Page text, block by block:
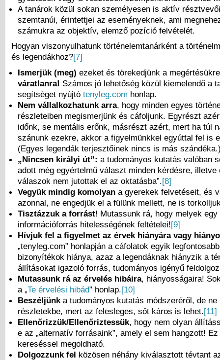
A tanárok közül sokan személyesen is aktív
szemtanúi, érintettjei az eseményeknek, ami
számukra az objektív, elemző pozíció felvételét.
Hogyan viszonyulhatunk történelemtanárként a
és legendákhoz?[7]
Ismerjük (meg) ezeket és törekedjünk a
váratlanra! Számos jó lehetőség közül kiemelendő a
segítséget nyújtó tenyleg.com honlap.
Nem vállalkozhatunk arra, hogy minden egyes
részleteiben megismerjünk és cáfoljunk. Egyrészt
időnk, se mentális erőnk, másrészt azért, mert ha túl
szánunk ezekre, akkor a figyelmünkkel egyúttal fel is
(Egyes legendák terjesztőinek nincs is más
„Nincsen királyi út”: a tudományos kutatás valóban
adott még egyértelmű választ minden kérdésre, illetve
válaszok nem jutottak el az oktatásba”.[8]
Vegyük mindig komolyan a gyerekek felvetéseit, és
azonnal, ne engedjük el a fülünk mellett, ne is
Tisztázzuk a forrást! Mutassunk rá, hogy melyek
információforrás hitelességének feltételei![9]
Hívjuk fel a figyelmet az érvek hiányára vagy
„tenyleg.com” honlapján a cáfolatok egyik
bizonyítékok hiánya, azaz a legendáknak hiányzik a
állításokat igazoló forrás, tudományos igényű
Mutassunk rá az érvelés hibáira, hiányosságaira!
a „Te érvelési hibád” honlap.[10]
Beszéljünka tudományos kutatás módszeréről, de ne
részletekbe, mert az felesleges, sőt káros is lehet.[11]
Ellenőrizzük/Ellenőriztessük, hogy nem olyan
e az „alternatív forrásaink”, amely el sem hangzott!
kereséssel megoldható.
Dolgozzunk fel közösen néhány kiválasztott tévtant